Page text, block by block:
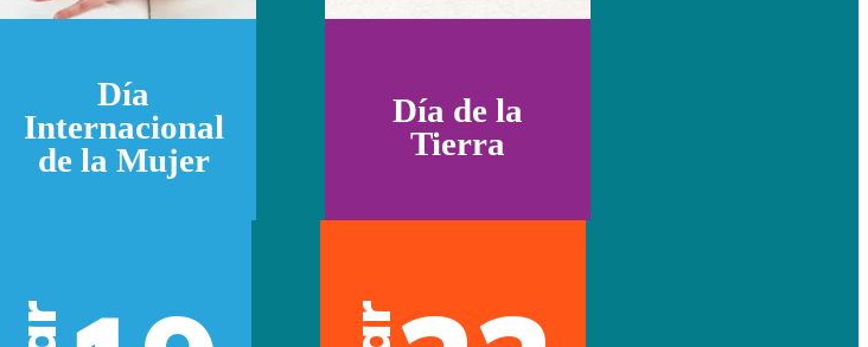
Día
Internacional
de la Mujer
Día de la
Tierra